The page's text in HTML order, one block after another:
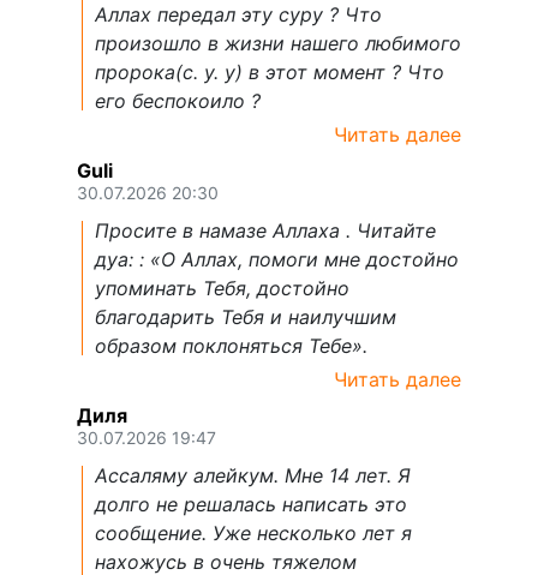
Аллах передал эту суру ? Что
произошло в жизни нашего любимого
пророка(с. у. у) в этот момент ? Что
его беспокоило ?
Читать далее
Guli
30.07.2026 20:30
Просите в намазе Аллаха . Читайте
дуа: : «О Аллах, помоги мне достойно
упоминать Тебя, достойно
благодарить Тебя и наилучшим
образом поклоняться Тебе».
Читать далее
Диля
30.07.2026 19:47
Ассаляму алейкум. Мне 14 лет. Я
долго не решалась написать это
сообщение. Уже несколько лет я
нахожусь в очень тяжелом